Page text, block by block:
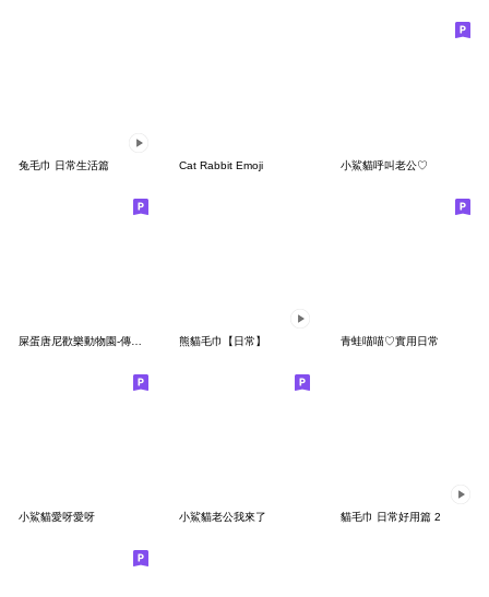
兔毛巾 日常生活篇 Cat Rabbit Emoji 小鯊貓呼叫老公♡
熊貓毛巾【日常】 青蛙喵喵♡實用日常
小鯊貓愛呀愛呀 小鯊貓老公我來了 貓毛巾 日常好用篇 2